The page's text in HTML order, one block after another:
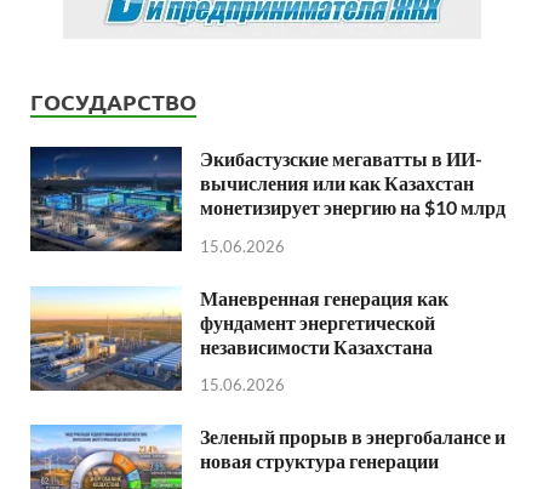
ГОСУДАРСТВО
Экибастузские мегаватты в ИИ-
вычисления или как Казахстан
монетизирует энергию на $10 млрд
15.06.2026
Маневренная генерация как
фундамент энергетической
независимости Казахстана
15.06.2026
Зеленый прорыв в энергобалансе и
новая структура генерации